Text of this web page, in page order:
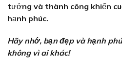
tưởng và thành công khiến
hạnh phúc.
Hãy nhớ, bạn đẹp và hạnh
không vì ai khác!